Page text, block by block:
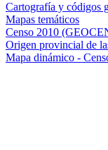
Cartografía y códigos
Mapas temáticos
Censo 2010
Origen provincial de
Mapa dinámico -